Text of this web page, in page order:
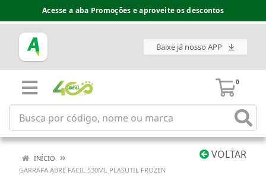
Acesse a aba Promoções e aproveite os descontos
Baixe já nosso APP
0
VOLTAR
INÍCIO
GARRAFA ABRE FACIL 530ML PLASUTIL FROZEN